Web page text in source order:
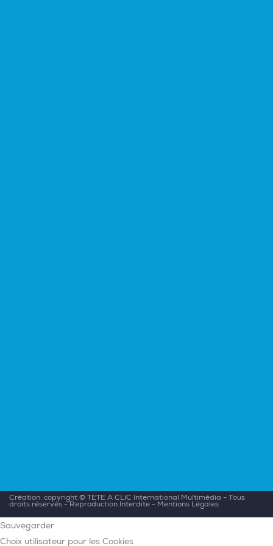
Création: copyright ©TETE A CLIC International Multimédia - Tous
droits réservés - Reproduction Interdite - Mentions Légales
Sauvegarder
Choix utilisateur pour les Cookies